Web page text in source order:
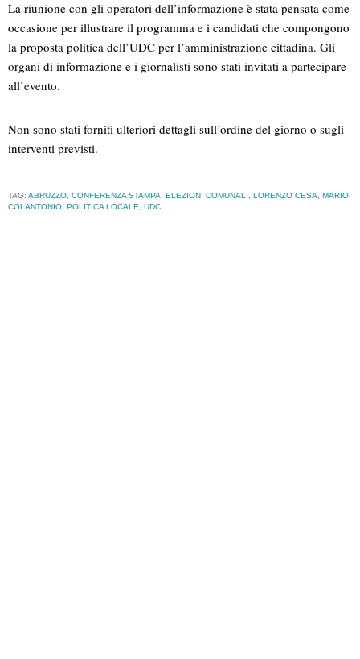
La riunione con gli operatori dell’informazione è stata pensata come
occasione per illustrare il programma e i candidati che compongono
la proposta politica dell’UDC per l’amministrazione cittadina. Gli
organi di informazione e i giornalisti sono stati invitati a partecipare
all’evento.
Non sono stati forniti ulteriori dettagli sull’ordine del giorno o sugli
interventi previsti.
TAG: ABRUZZO, CONFERENZA STAMPA, ELEZIONI COMUNALI, LORENZO CESA, MARIO
COLANTONIO, POLITICA LOCALE, UDC